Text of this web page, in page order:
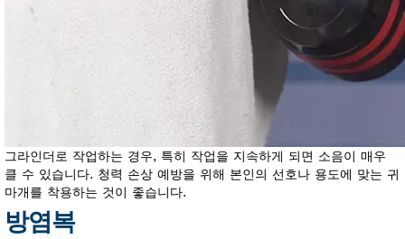
그라인더로 작업하는 경우, 특히 작업을 지속하게 되면 소음이 매우
클 수 있습니다. 청력 손상 예방을 위해 본인의 선호나 용도에 맞는 귀
마개를 착용하는 것이 좋습니다.
방염복